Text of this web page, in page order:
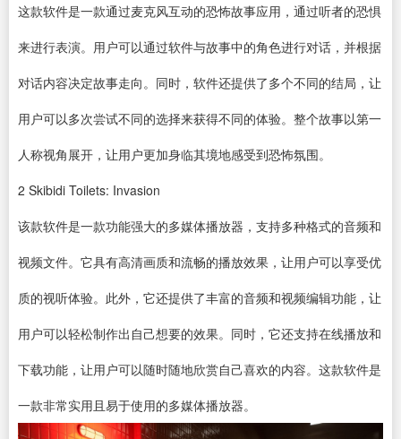
这款软件是一款通过麦克风互动的恐怖故事应用，通过听者的恐惧
来进行表演。用户可以通过软件与故事中的角色进行对话，并根据
对话内容决定故事走向。同时，软件还提供了多个不同的结局，让
用户可以多次尝试不同的选择来获得不同的体验。整个故事以第一
人称视角展开，让用户更加身临其境地感受到恐怖氛围。
2 Skibidi Toilets: Invasion
该款软件是一款功能强大的多媒体播放器 ，支持多种格式的音频和
视频文件。它具有高清画质和流畅的播放效果，让用户可以享受优
质的视听体验。此外，它还提供了丰富的音频和视频编辑功能，让
用户可以轻松制作出自己想要的效果。同时，它还支持在线播放和
下载功能，让用户可以随时随地欣赏自己喜欢的内容。这款软件是
一款非常实用且易于使用的多媒体播放器。